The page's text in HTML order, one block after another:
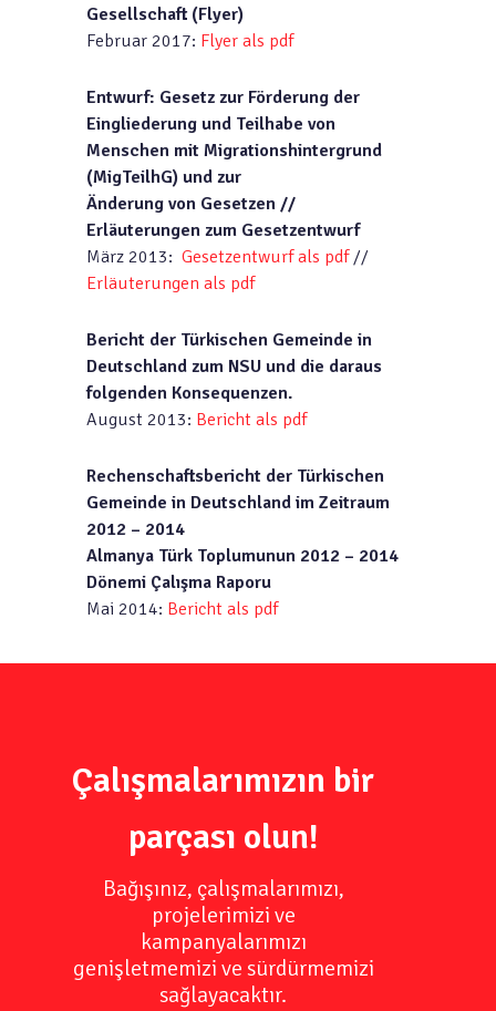
Gesellschaft (Flyer)
Februar 2017: Flyer als pdf
Entwurf: Gesetz zur Förderung der
Eingliederung und Teilhabe von
Menschen mit Migrationshintergrund
(MigTeilhG) und zur
Änderung von Gesetzen //
Erläuterungen zum Gesetzentwurf
März 2013: Gesetzentwurf als pdf//
Erläuterungen als pdf
Bericht der Türkischen Gemeinde in
Deutschland zum NSU und die daraus
folgenden Konsequenzen.
August 2013: Bericht als pdf
Rechenschaftsbericht der Türkischen
Gemeinde in Deutschland im Zeitraum
2012 – 2014
Almanya Türk Toplumunun 2012 – 2014
Dönemi Çalışma Raporu
Mai 2014: Bericht als pdf
Çalışmalarımızın bir
parçası olun!
Bağışınız, çalışmalarımızı,
projelerimizi ve
kampanyalarımızı
genişletmemizi ve sürdürmemizi
sağlayacaktır.